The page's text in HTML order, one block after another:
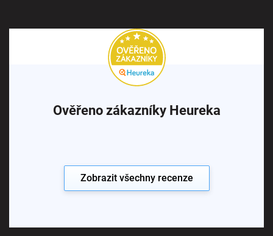
Ověřeno zákazníky Heureka
Zobrazit všechny recenze